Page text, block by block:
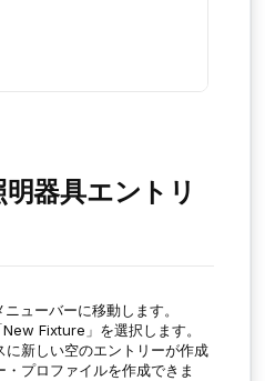
器具エントリ
ューバーに移動します。
Fixture」を選択します。
に新しい空のエントリーが作成
プロファイルを作成できま